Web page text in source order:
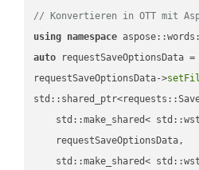
// Konvertieren in OTT mit
using namespace
auto requestSaveOptionsData
requestSaveOptionsData->
std::make_shared<
    requestSaveOptionsData,
std::make_shared<